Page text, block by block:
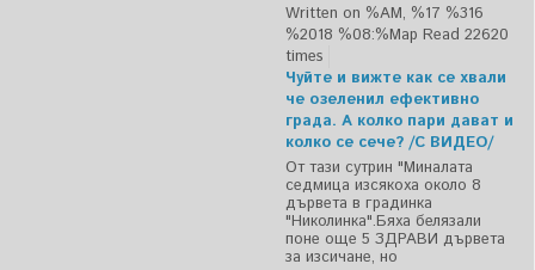
Written on %AM, %17 %316
%2018 %08:%Мар Read 22620
times
Чуйте и вижте как се хвали
че озеленил ефективно
града. А колко пари дават и
колко се сече? /С ВИДЕО/
От тази сутрин "Миналата
седмица изсякоха около 8
дървета в градинка
"Николинка".Бяха белязали
поне още 5 ЗДРАВИ дървета
за изсичане, но